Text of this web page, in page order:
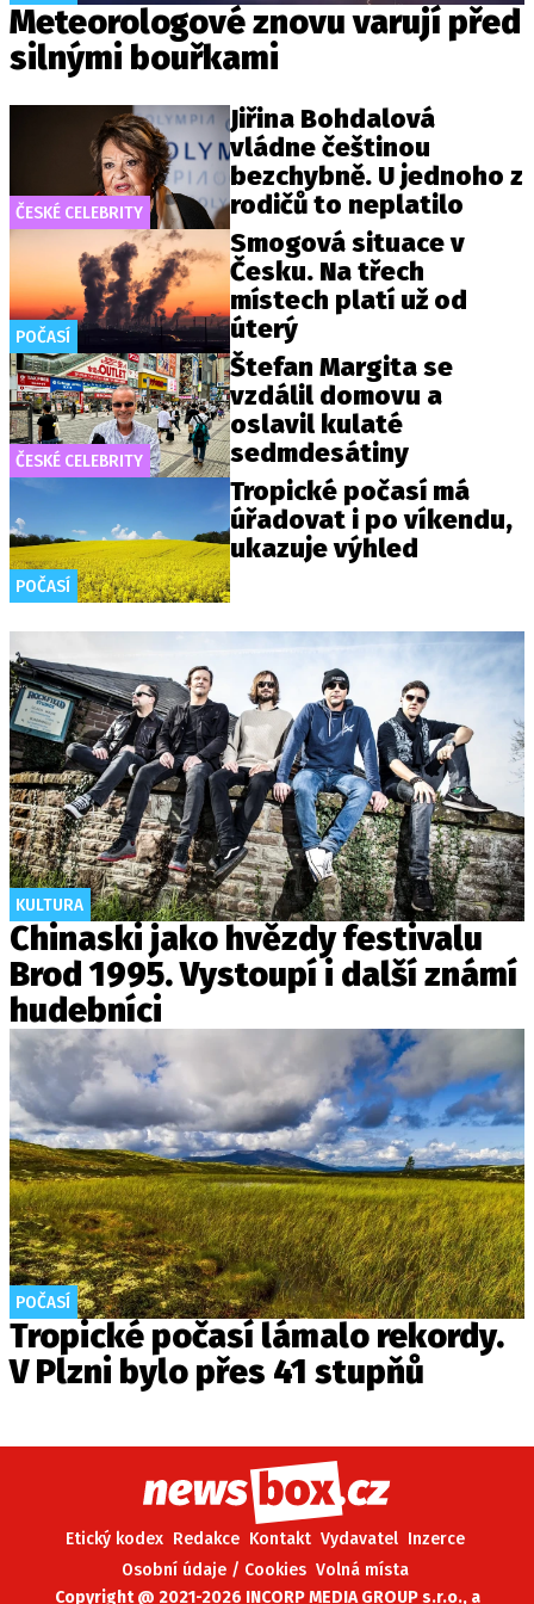
Meteorologové znovu varují před
silnými bouřkami
ČESKÉ CELEBRITY
Jiřina Bohdalová
vládne češtinou
bezchybně. U jednoho z
rodičů to neplatilo
POČASÍ
Smogová situace v
Česku. Na třech
místech platí už od
úterý
ČESKÉ CELEBRITY
Štefan Margita se
vzdálil domovu a
oslavil kulaté
sedmdesátiny
POČASÍ
Tropické počasí má
úřadovat i po víkendu,
ukazuje výhled
KULTURA
Chinaski jako hvězdy festivalu
Brod 1995. Vystoupí i další známí
hudebníci
POČASÍ
Tropické počasí lámalo rekordy.
V Plzni bylo přes 41 stupňů
Etický kodex Redakce Kontakt Vydavatel Inzerce
Osobní údaje / Cookies Volná místa
Copyright @ 2021-2026 INCORP MEDIA GROUP s.r.o., a